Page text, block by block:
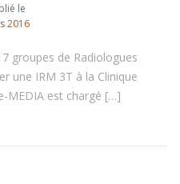
le
2016
groupes de Radiologues
une IRM 3T à la Clinique
MEDIA est chargé […]